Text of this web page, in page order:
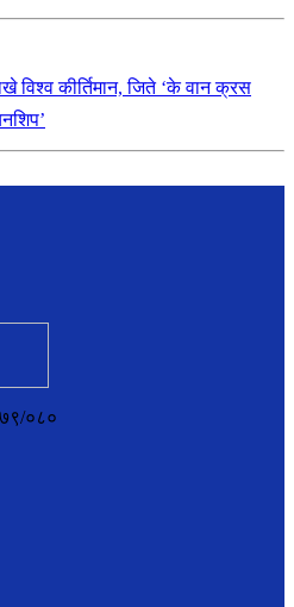
विश्व कीर्तिमान, जिते ‘के वान क्रस
७९/०८०